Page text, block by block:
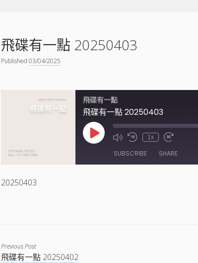
飛碟有一點 20250403
Published03/04/2025
飛碟有一點
飛碟有一點 20250403
Play
Episode
1x
SUBSCRIBE SHARE
SHARE
20250403
Previous Post
飛碟有一點 20250402